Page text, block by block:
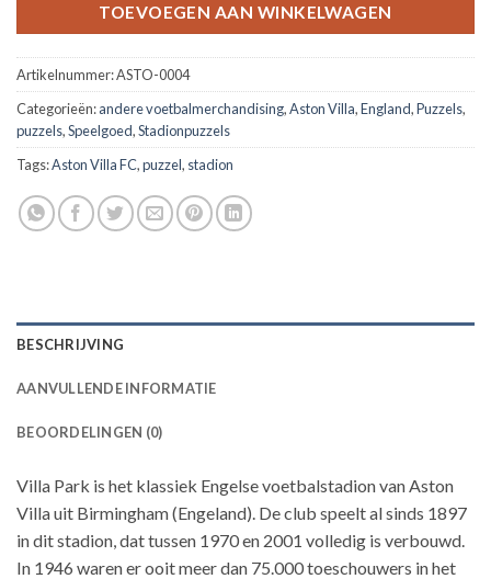
TOEVOEGEN AAN WINKELWAGEN
Artikelnummer:ASTO-0004
Categorieën:andere voetbalmerchandising,Aston Villa,England,Puzzels,
puzzels,Speelgoed,Stadionpuzzels
Tags:Aston Villa FC,puzzel, stadion
BESCHRIJVING
AANVULLENDE INFORMATIE
BEOORDELINGEN (0)
Villa Park is het klassiek Engelse voetbalstadion van Aston
Villa uit Birmingham (Engeland). De club speelt al sinds 1897
in dit stadion, dat tussen 1970 en 2001 volledig is verbouwd.
In 1946 waren er ooit meer dan 75.000 toeschouwers in het